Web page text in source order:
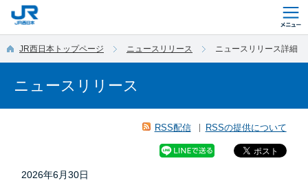
JR西日本トップページ ニュースリリース ニュースリリース詳細
ニュースリリース
RSS配信 RSSの提供について
2026年6月30日